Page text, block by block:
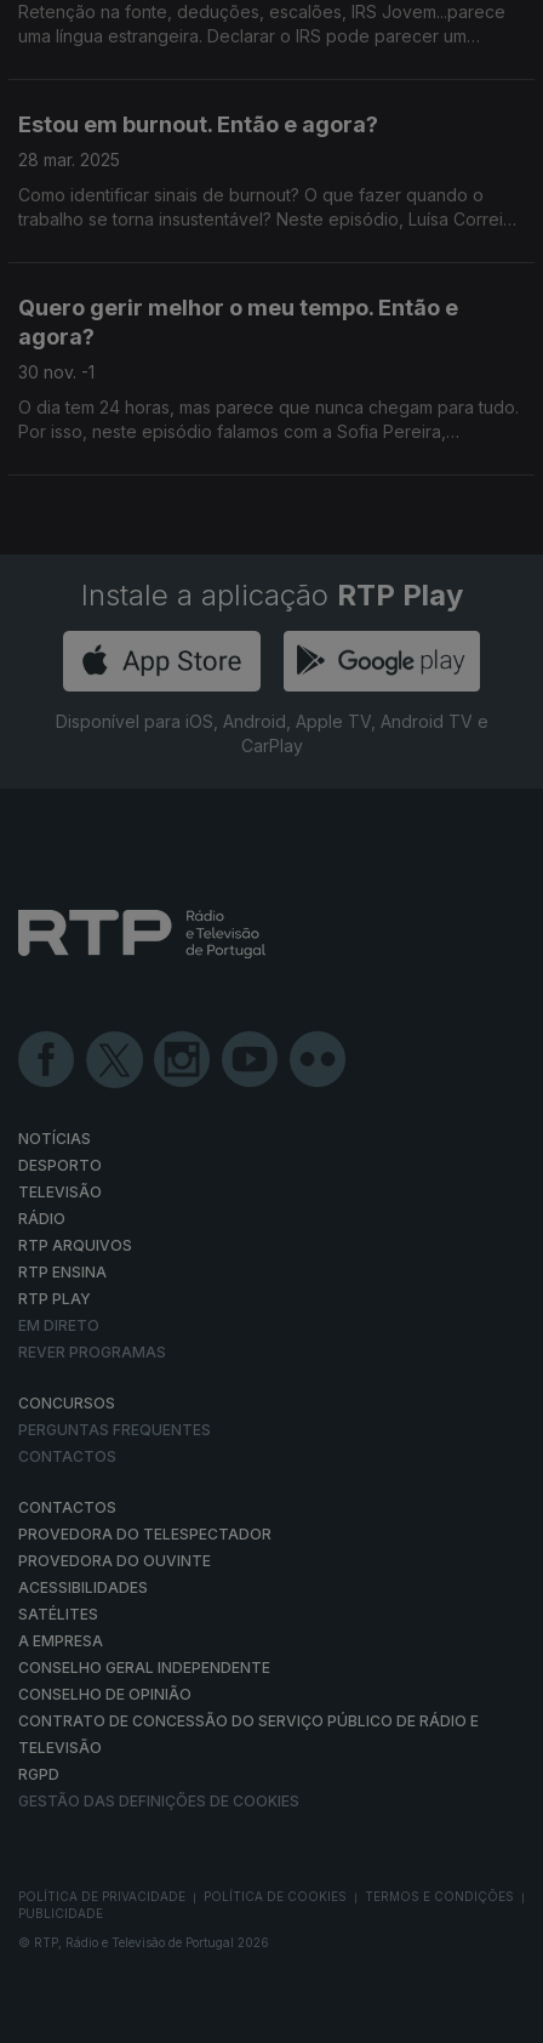
Retenção na fonte, deduções, escalões, IRS Jovem...parece
uma língua estrangeira. Declarar o IRS pode parecer um
Estou em burnout. Então e agora?
28 mar. 2025
Como identificar sinais de burnout? O que fazer quando o
trabalho se torna insustentável? Neste episódio, Luísa Correia
Quero gerir melhor o meu tempo. Então e
agora?
30 nov. -1
O dia tem 24 horas, mas parece que nunca chegam para tudo.
Por isso, neste episódio falamos com a Sofia Pereira,
Instale a aplicação RTP Play
Disponível para iOS, Android, Apple TV, Android TV e
CarPlay
NOTÍCIAS
DESPORTO
TELEVISÃO
RÁDIO
RTP ARQUIVOS
RTP ENSINA
RTP PLAY
EM DIRETO
REVER PROGRAMAS
CONCURSOS
PERGUNTAS FREQUENTES
CONTACTOS
CONTACTOS
PROVEDORA DO TELESPECTADOR
PROVEDORA DO OUVINTE
ACESSIBILIDADES
SATÉLITES
A EMPRESA
CONSELHO GERAL INDEPENDENTE
CONSELHO DE OPINIÃO
CONTRATO DE CONCESSÃO DO SERVIÇO PÚBLICO DE RÁDIO E
TELEVISÃO
RGPD
GESTÃO DAS DEFINIÇÕES DE COOKIES
POLÍTICA DE PRIVACIDADE POLÍTICA DE COOKIES TERMOS E CONDIÇÕES
PUBLICIDADE
© RTP, Rádio e Televisão de Portugal 2026